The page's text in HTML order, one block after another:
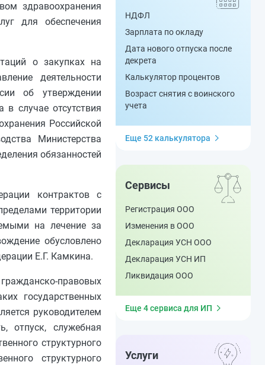
здравоохранения
для обеспечения
о закупках на
деятельности
об утверждении
случае отсутствия
Российской
Министерства
обязанностей
контрактов с
территории
на лечение за
обусловлено
Е.Г. Камкина.
правовых
государственных
руководителем
отпуск, служебная
структурного
структурного
НДФЛ
Зарплата по окладу
Дата нового отпуска после
декрета
Калькулятор процентов
Возраст снятия с воинского
учета
Еще 52 калькулятора
Сервисы
Регистрация ООО
Изменения в ООО
Декларация УСН ООО
Декларация УСН ИП
Ликвидация ООО
Еще 4 сервиса для ИП
Услуги